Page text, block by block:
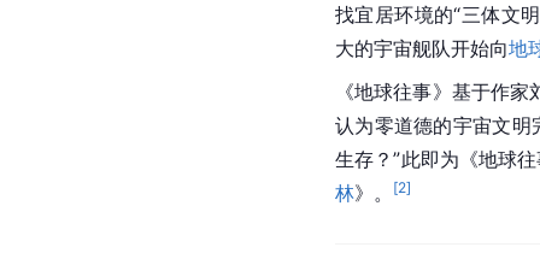
找宜居环境的“三体文
大的宇宙舰队开始向地
《地球往事》基于作
认为零道德的宇宙文明
生存？”此即为《地球
林》。 [2]